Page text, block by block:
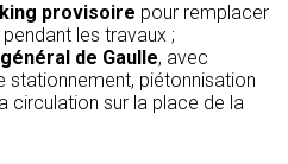
provisoire pour remplacer
les travaux ;
de Gaulle, avec
stationnement, piétonnisation
circulation sur la place de la